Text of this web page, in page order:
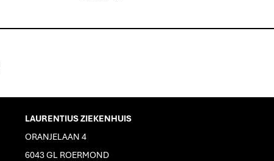
LAURENTIUS ZIEKENHUIS
ORANJELAAN 4
6043 GL ROERMOND